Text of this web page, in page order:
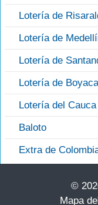
Lotería de
Lotería de
Lotería de
Lotería de Boyaca
Lotería del Cauca
Baloto
Extra de
©
Mapa